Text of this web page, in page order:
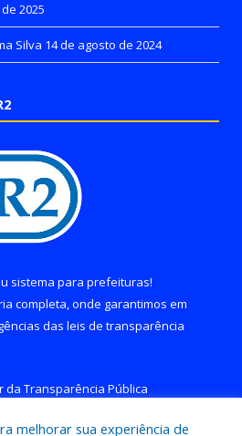
2025
Silva 14 de agosto de 2024
sistema para prefeituras!
completa, onde garantimos em
das leis de transparência
da Transparência Pública
melhorar sua experiência de